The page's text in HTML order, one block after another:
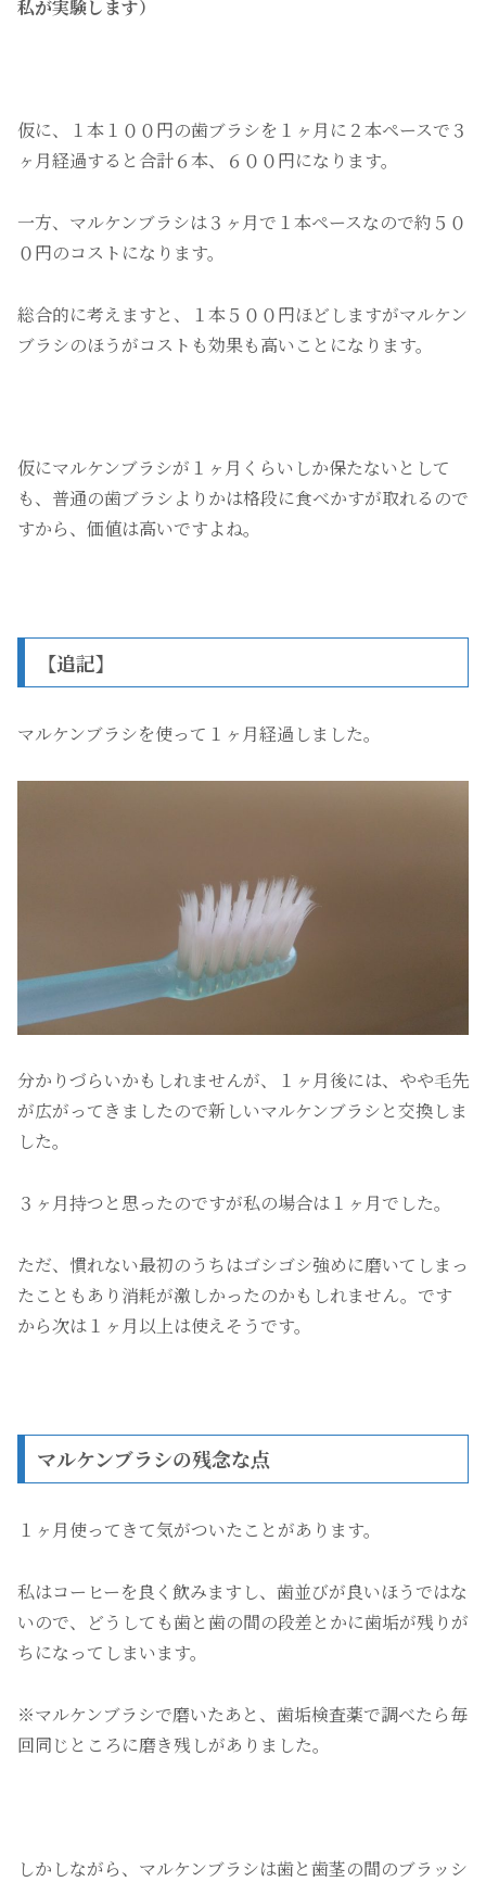
私が実験します）
仮に、１本１００円の歯ブラシを１ヶ月に２本ペースで３
ヶ月経過すると合計６本、６００円になります。
一方、マルケンブラシは３ヶ月で１本ペースなので約５０
０円のコストになります。
総合的に考えますと、１本５００円ほどしますがマルケン
ブラシのほうがコストも効果も高いことになります。
仮にマルケンブラシが１ヶ月くらいしか保たないとして
も、普通の歯ブラシよりかは格段に食べかすが取れるので
すから、価値は高いですよね。
【追記】
マルケンブラシを使って１ヶ月経過しました。
分かりづらいかもしれませんが、１ヶ月後には、やや毛先
が広がってきましたので新しいマルケンブラシと交換しま
した。
３ヶ月持つと思ったのですが私の場合は１ヶ月でした。
ただ、慣れない最初のうちはゴシゴシ強めに磨いてしまっ
たこともあり消耗が激しかったのかもしれません。です
から次は１ヶ月以上は使えそうです。
マルケンブラシの残念な点
１ヶ月使ってきて気がついたことがあります。
私はコーヒーを良く飲みますし、歯並びが良いほうではな
いので、どうしても歯と歯の間の段差とかに歯垢が残りが
ちになってしまいます。
※マルケンブラシで磨いたあと、歯垢検査薬で調べたら毎
回同じところに磨き残しがありました。
しかしながら、マルケンブラシは歯と歯茎の間のブラッシ